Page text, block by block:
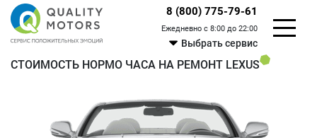
8 (800) 775-79-61
Ежедневно с 8:00 до 22:00
Выбрать сервис
СТОИМОСТЬ НОРМО ЧАСА НА РЕМОНТ LEXUS